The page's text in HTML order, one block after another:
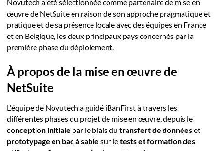
Novutech a été sélectionnée comme partenaire de mise en
œuvre de NetSuite en raison de son approche pragmatique et
pratique et de sa présence locale avec des équipes en France
et en Belgique, les deux principaux pays concernés par la
première phase du déploiement.
À propos de la mise en œuvre de
NetSuite
L'équipe de Novutech a guidé iBanFirst à travers les
différentes phases du projet de mise en œuvre, depuis le
conception initiale par le biais du transfert de donnéeset
prototypage en bac à sable sur letests et formation des